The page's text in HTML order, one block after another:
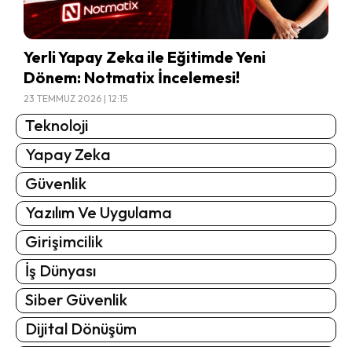
Yerli Yapay Zeka ile Eğitimde Yeni
Dönem: Notmatix İncelemesi!
23 TEMMUZ 2026 | 12:15
Teknoloji
Yapay Zeka
Güvenlik
Yazılım Ve Uygulama
Girişimcilik
İş Dünyası
Siber Güvenlik
Dijital Dönüşüm